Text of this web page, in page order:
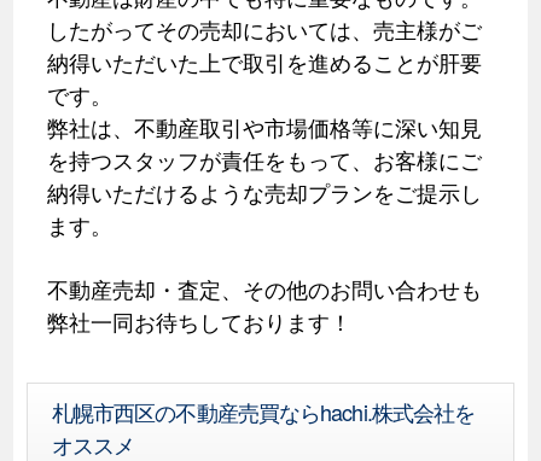
したがってその売却においては、売主様がご
納得いただいた上で取引を進めることが肝要
です。
弊社は、不動産取引や市場価格等に深い知見
を持つスタッフが責任をもって、お客様にご
納得いただけるような売却プランをご提示し
ます。
不動産売却・査定、その他のお問い合わせも
弊社一同お待ちしております！
札幌市西区の不動産売買ならhachi.株式会社を
オススメ